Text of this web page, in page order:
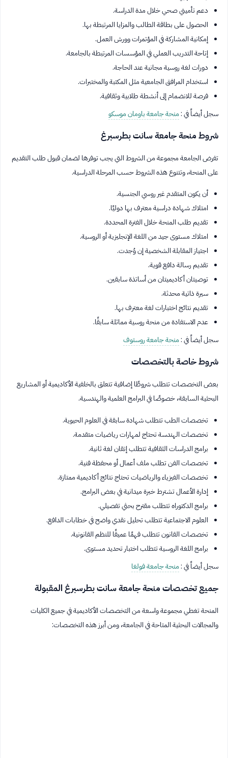
دعم تأميني صحي خلال مدة الدراسة.
الحصول على بطاقة الطالب والمزايا المرتبطة بها.
إمكانية المشاركة في المؤتمرات وورش العمل.
إتاحة التدريب العملي في المؤسسات المرتبطة بالجامعة.
دورات لغة روسية مجانية عند الحاجة.
استخدام المرافق الجامعية مثل المكتبة والمختبرات.
فرصة للانضمام إلى أنشطة طلابية وثقافية.
سجل أيضاً في :منحة جامعة باومان موسكو
شروط منحة جامعة سانت بطرسبرغ
تفرض الجامعة مجموعة من الشروط التي يجب توفرها لضمان قبول طلب التقديم
على المنحة، وتتنوع هذه الشروط حسب المرحلة الدراسية.
أن يكون المتقدم غير روسي الجنسية.
امتلاك شهادة دراسية معترف بها دوليًا.
تقديم طلب المنحة خلال الفترة المحددة.
امتلاك مستوى جيد من اللغة الإنجليزية أو الروسية.
اجتياز المقابلة الشخصية إن وُجدت.
تقديم رسالة دافع قوية.
توصيتان أكاديميتان من أساتذة سابقين.
سيرة ذاتية محدثة.
تقديم نتائج اختبارات لغة معترف بها.
عدم الاستفادة من منحة روسية مماثلة سابقًا.
سجل أيضاً في :منحة جامعة روستوف
شروط خاصة بالتخصصات
بعض التخصصات تتطلب شروطًا إضافية تتعلق بالخلفية الأكاديمية أو المشاريع
البحثية السابقة، خصوصًا في البرامج العلمية والهندسية.
تخصصات الطب تتطلب شهادة سابقة في العلوم الحيوية.
تخصصات الهندسة تحتاج لمهارات رياضيات متقدمة.
برامج الدراسات الثقافية تتطلب إتقان لغة ثانية.
تخصصات الفن تطلب ملف أعمال أو محفظة فنية.
تخصصات الفيزياء والرياضيات تحتاج نتائج أكاديمية ممتازة.
إدارة الأعمال تشترط خبرة ميدانية في بعض البرامج.
برامج الدكتوراه تتطلب مقترح بحثي تفصيلي.
العلوم الاجتماعية تتطلب تحليل نقدي واضح في خطابات الدافع.
تخصصات القانون تتطلب فهمًا عميقًا للنظم القانونية.
برامج اللغة الروسية تتطلب اختبار تحديد مستوى.
سجل أيضاً في :منحة جامعة فولغا
جميع تخصصات منحة جامعة سانت بطرسبرغ المقبولة
المنحة تغطي مجموعة واسعة من التخصصات الأكاديمية في جميع الكليات
والمجالات البحثية المتاحة في الجامعة، ومن أبرز هذه التخصصات: